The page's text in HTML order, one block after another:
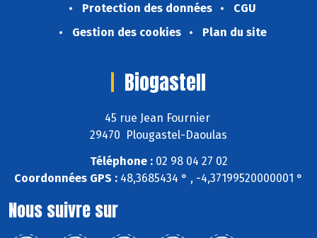
Protection des données
CGU
Gestion des cookies
Plan du site
Biogastell
45 rue Jean Fournier
29470 Plougastel-Daoulas
Téléphone :02 98 04 27 02
Coordonnées GPS : 48,3685434 ° , -4,37199520000001 °
Nous suivre sur